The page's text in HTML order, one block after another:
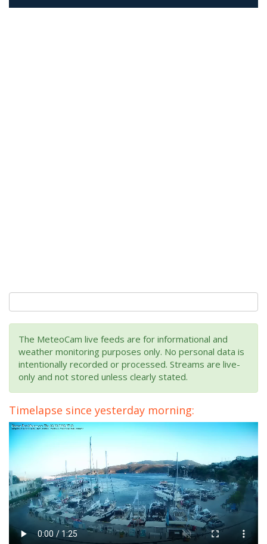
The MeteoCam live feeds are for informational and
weather monitoring purposes only. No personal data is
intentionally recorded or processed. Streams are live-
only and not stored unless clearly stated.
Timelapse since yesterday morning: